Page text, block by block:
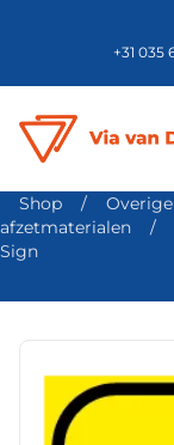
+31 035
Shop /
afzetmaterialen
/
Sign